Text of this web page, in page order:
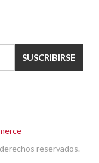
SUSCRIBIRSE
reservados.